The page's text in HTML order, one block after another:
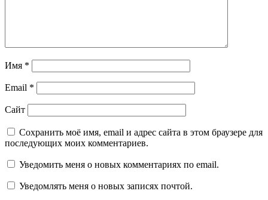
Имя *
Email *
Сайт
Сохранить моё имя, email и адрес сайта в этом браузере для
последующих моих комментариев.
Уведомить меня о новых комментариях по email.
Уведомлять меня о новых записях почтой.